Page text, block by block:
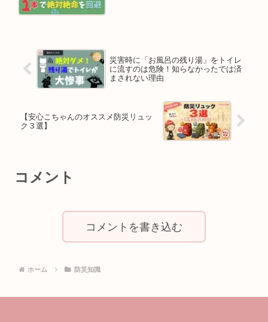
災害時に「お風呂の残り湯」をトイレ
に流すのは危険！知らなかったでは済
まされない理由
【安心こちゃんのオススメ防災リュッ
ク３選】
コメント
コメントを書き込む
ホーム 防災知識